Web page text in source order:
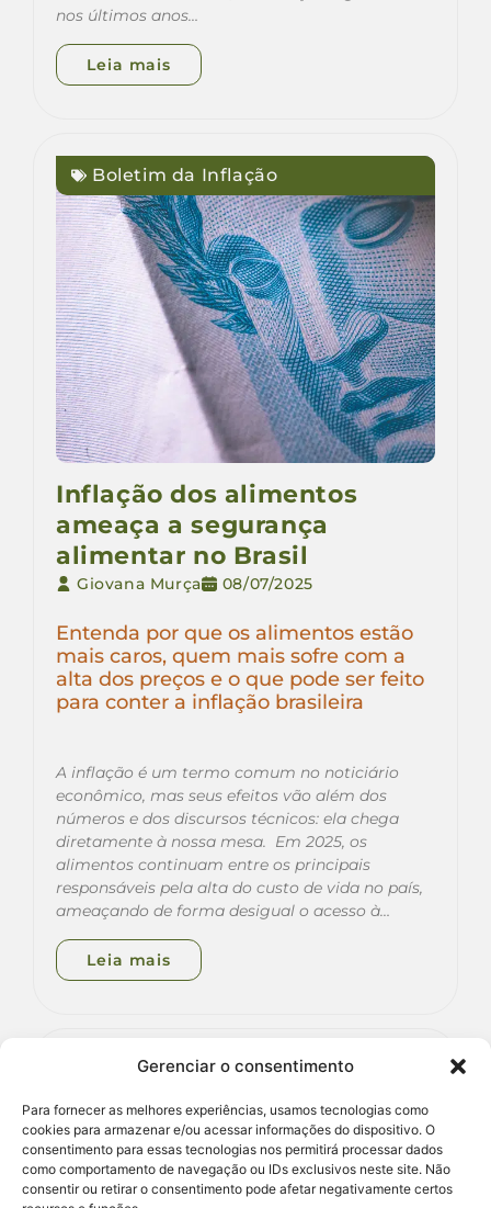
Gerenciar o consentimento
Para fornecer as melhores experiências, usamos tecnologias como
cookies para armazenar e/ou acessar informações do dispositivo. O
consentimento para essas tecnologias nos permitirá processar dados
como comportamento de navegação ou IDs exclusivos neste site. Não
consentir ou retirar o consentimento pode afetar negativamente certos
nos últimos anos…
Leia mais
Boletim da Inflação
Inflação dos alimentos
ameaça a segurança
alimentar no Brasil
Giovana Murça 08/07/2025
Entenda por que os alimentos estão
mais caros, quem mais sofre com a
alta dos preços e o que pode ser feito
para conter a inflação brasileira
A inflação é um termo comum no noticiário
econômico, mas seus efeitos vão além dos
números e dos discursos técnicos: ela chega
diretamente à nossa mesa. Em 2025, os
alimentos continuam entre os principais
responsáveis pela alta do custo de vida no país,
ameaçando de forma desigual o acesso à…
Leia mais
Publicações